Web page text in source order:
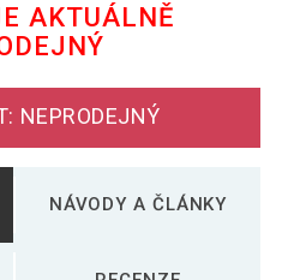
AKTUÁLNĚ
NEPRODEJNÝ
NÁVODY A ČLÁNKY